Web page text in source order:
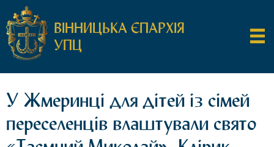
ВІННИЦЬКА ЄПАРХІЯ
УПЦ
У Жмеринці для дітей із сімей
переселенців влаштували свято